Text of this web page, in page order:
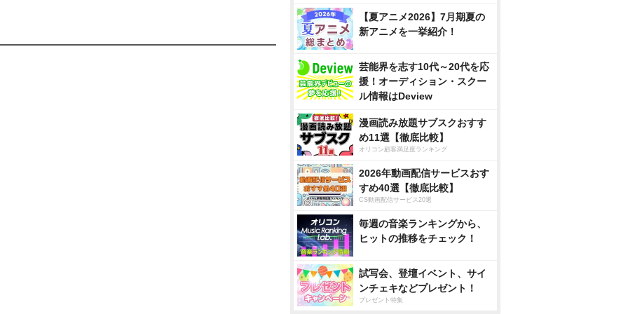
【夏アニメ2026】7月期夏の
新アニメを一挙紹介！
芸能界を志す10代～20代を応
援！オーディション・スクー
ル情報はDeview
漫画読み放題サブスクおすす
め11選【徹底比較】
オリコン顧客満足度ランキング
2026年動画配信サービスおす
すめ40選【徹底比較】
CS動画配信サービス20選
毎週の音楽ランキングから、
ヒットの推移をチェック！
試写会、登壇イベント、サイ
ンチェキなどプレゼント！
プレゼント特集